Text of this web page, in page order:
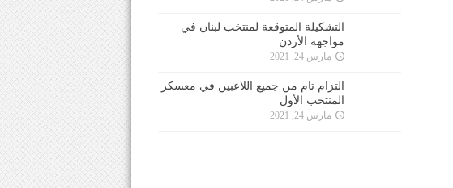
التشكيلة المتوقعة لمنتخب لبنان في
مواجهة الأردن
مارس 24, 2021
التزام تام من جميع اللاعبين في معسكر
المنتخب الأول
مارس 24, 2021